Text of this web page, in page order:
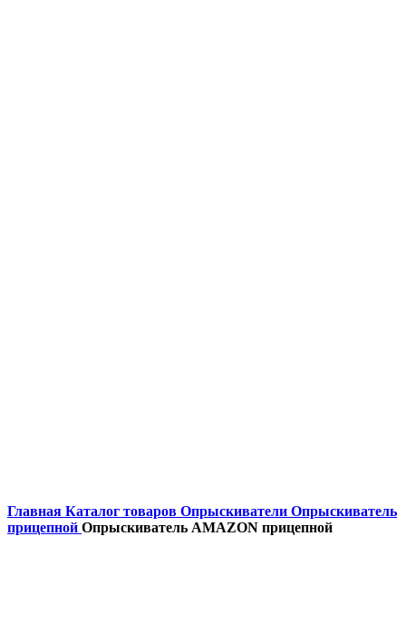
Главная Каталог товаров Опрыскиватели Опрыскиватель
прицепной Опрыскиватель АMAZON прицепной